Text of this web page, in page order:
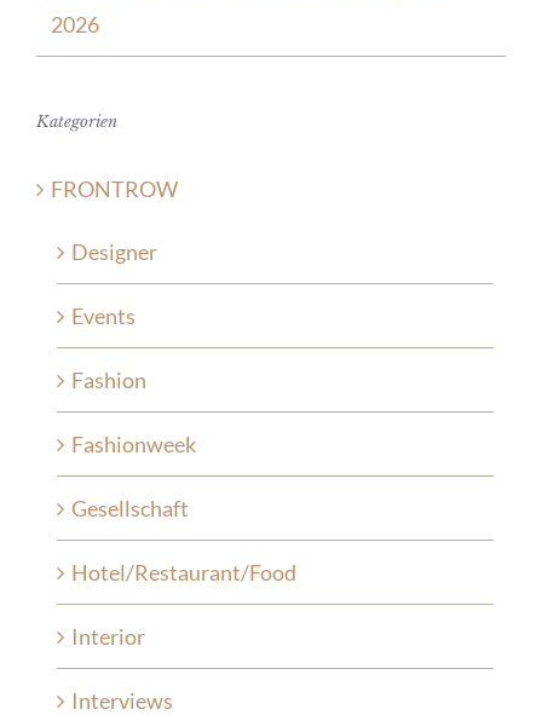
2026
Kategorien
FRONTROW
Designer
Events
Fashion
Fashionweek
Gesellschaft
Hotel/Restaurant/Food
Interior
Interviews